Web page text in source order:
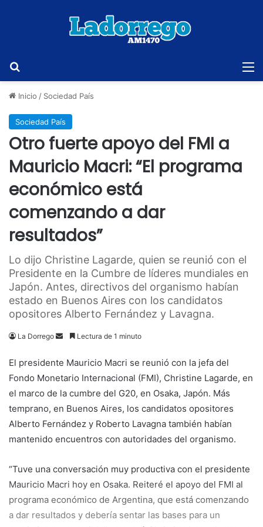
Inicio / Sociedad País
Sociedad País
Otro fuerte apoyo del FMI a
Mauricio Macri: “El programa
económico está
comenzando a dar
resultados”
Lo dijo Christine Lagarde, quien se reunió con el
Presidente en la Cumbre de líderes mundiales en
Japón. Antes, directivos del organismo habían
estado en Buenos Aires con los candidatos
opositores Alberto Fernández y Lavagna.
La Dorrego
Send
email
Lectura de 1 minuto
El presidente Mauricio Macri se reunió con la jefa del
Fondo Monetario Internacional (FMI), Christine Lagarde, en
el marco de la cumbre del G20, en Osaka, Japón. Más
temprano, en Buenos Aires, los candidatos opositores
Alberto Fernández y Roberto Lavagna también habían
mantenido encuentros con autoridades del organismo.
“Tuve una conversación muy productiva con el presidente
Mauricio Macri hoy en Osaka. Reiteré el apoyo del FMI al
programa económico de Argentina, que está comenzando
a dar resultados y debería sentar las bases para un